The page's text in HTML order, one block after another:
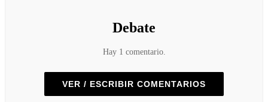
Debate
Hay 1 comentario.
VER / ESCRIBIR COMENTARIOS